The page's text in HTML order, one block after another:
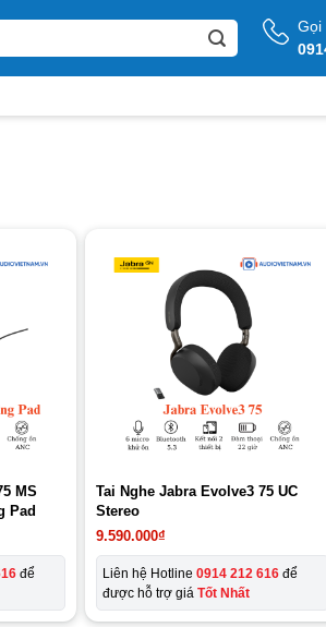
Gọi
MS
Pad
để
Tai Nghe Jabra Evolve3 75 UC
Stereo
9.590.000₫
Liên hệ Hotline0914 212 616 để
được hỗ trợ giáTốt Nhất